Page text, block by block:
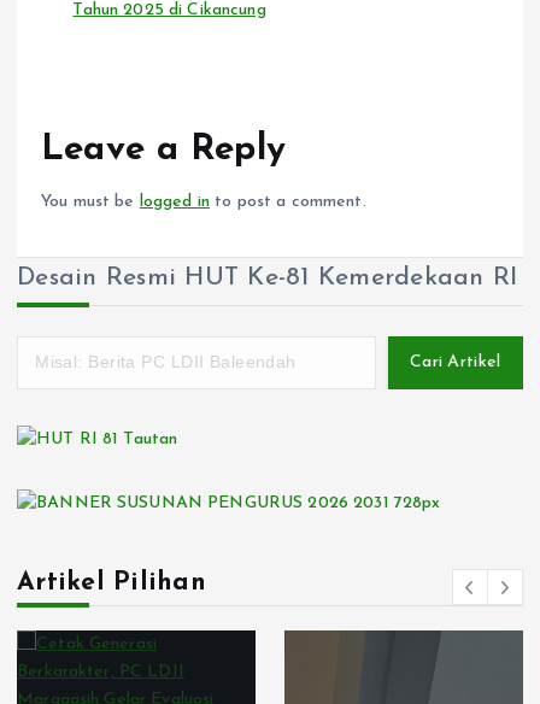
Tahun 2025 di Cikancung
Leave a Reply
You must be logged in to post a comment.
Desain Resmi HUT Ke-81 Kemerdekaan RI
Cari Artikel
Artikel Pilihan